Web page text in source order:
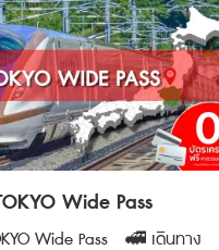
ะหว่างสถานี Tokyo – Sakudaira
ตามขอบเขตพื้นที่)
/ TOKIWA
EXCURSION (เฉพาะบางช่วง) •
Shonan, Odoriko •
Sazanami / Shiosai •
Akagi, Kusatsu •
(สามารถใช้ได้เฉพาะบางช่วง)
ระหว่าง Toyama ↔ Tsuruga
ทำการ** ต้องนำเวาเชอร์ ไป
ริงที่ญี่ปุ่น ภายใน 90 วันหลัง
าร
ยุดนักขัตฤกษ์ วันศุกร์ และวัน
เสาร์-อาทิตย์)
Wide Pass
Wide Pass 🚅 เดินทาง